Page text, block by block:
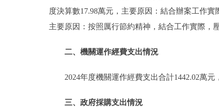
度決算數17.98萬元，主要原因：結合辦案工作
主要原因：按照厲行節約精神，結合工作實際，
二、機關運作經費支出情況
2024年度機關運作經費支出合計1442.02萬
三、政府採購支出情況